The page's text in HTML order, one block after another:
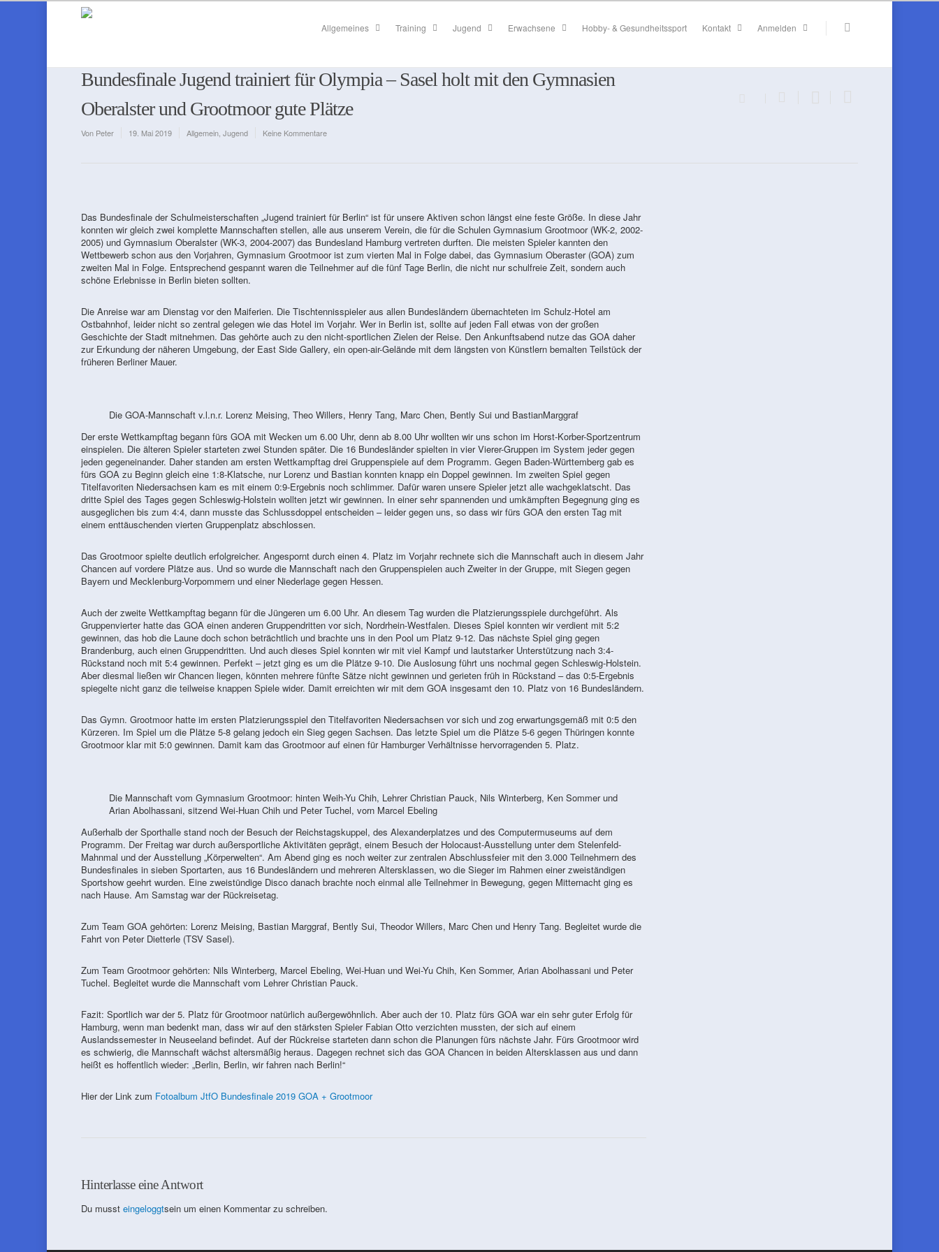
Allgemeines Training Jugend Erwachsene Hobby- & Gesundheitssport Kontakt Anmelden
Bundesfinale Jugend trainiert für Olympia – Sasel holt mit den Gymnasien
Oberalster und Grootmoor gute Plätze
Von Peter 19. Mai 2019 Allgemein, Jugend Keine Kommentare
Das Bundesfinale der Schulmeisterschaften „Jugend trainiert für Berlin“ ist für unsere Aktiven schon längst eine feste Größe. In diese Jahr
konnten wir gleich zwei komplette Mannschaften stellen, alle aus unserem Verein, die für die Schulen Gymnasium Grootmoor (WK-2, 2002-
2005) und Gymnasium Oberalster (WK-3, 2004-2007) das Bundesland Hamburg vertreten durften. Die meisten Spieler kannten den
Wettbewerb schon aus den Vorjahren, Gymnasium Grootmoor ist zum vierten Mal in Folge dabei, das Gymnasium Oberaster (GOA) zum
zweiten Mal in Folge. Entsprechend gespannt waren die Teilnehmer auf die fünf Tage Berlin, die nicht nur schulfreie Zeit, sondern auch
schöne Erlebnisse in Berlin bieten sollten.
Die Anreise war am Dienstag vor den Maiferien. Die Tischtennisspieler aus allen Bundesländern übernachteten im Schulz-Hotel am
Ostbahnhof, leider nicht so zentral gelegen wie das Hotel im Vorjahr. Wer in Berlin ist, sollte auf jeden Fall etwas von der großen
Geschichte der Stadt mitnehmen. Das gehörte auch zu den nicht-sportlichen Zielen der Reise. Den Ankunftsabend nutze das GOA daher
zur Erkundung der näheren Umgebung, der East Side Gallery, ein open-air-Gelände mit dem längsten von Künstlern bemalten Teilstück der
früheren Berliner Mauer.
Die GOA-Mannschaft v.l.n.r. Lorenz Meising, Theo Willers, Henry Tang, Marc Chen, Bently Sui und BastianMarggraf
Der erste Wettkampftag begann fürs GOA mit Wecken um 6.00 Uhr, denn ab 8.00 Uhr wollten wir uns schon im Horst-Korber-Sportzentrum
einspielen. Die älteren Spieler starteten zwei Stunden später. Die 16 Bundesländer spielten in vier Vierer-Gruppen im System jeder gegen
jeden gegeneinander. Daher standen am ersten Wettkampftag drei Gruppenspiele auf dem Programm. Gegen Baden-Württemberg gab es
fürs GOA zu Beginn gleich eine 1:8-Klatsche, nur Lorenz und Bastian konnten knapp ein Doppel gewinnen. Im zweiten Spiel gegen
Titelfavoriten Niedersachsen kam es mit einem 0:9-Ergebnis noch schlimmer. Dafür waren unsere Spieler jetzt alle wachgeklatscht. Das
dritte Spiel des Tages gegen Schleswig-Holstein wollten jetzt wir gewinnen. In einer sehr spannenden und umkämpften Begegnung ging es
ausgeglichen bis zum 4:4, dann musste das Schlussdoppel entscheiden – leider gegen uns, so dass wir fürs GOA den ersten Tag mit
einem enttäuschenden vierten Gruppenplatz abschlossen.
Das Grootmoor spielte deutlich erfolgreicher. Angespornt durch einen 4. Platz im Vorjahr rechnete sich die Mannschaft auch in diesem Jahr
Chancen auf vordere Plätze aus. Und so wurde die Mannschaft nach den Gruppenspielen auch Zweiter in der Gruppe, mit Siegen gegen
Bayern und Mecklenburg-Vorpommern und einer Niederlage gegen Hessen.
Auch der zweite Wettkampftag begann für die Jüngeren um 6.00 Uhr. An diesem Tag wurden die Platzierungsspiele durchgeführt. Als
Gruppenvierter hatte das GOA einen anderen Gruppendritten vor sich, Nordrhein-Westfalen. Dieses Spiel konnten wir verdient mit 5:2
gewinnen, das hob die Laune doch schon beträchtlich und brachte uns in den Pool um Platz 9-12. Das nächste Spiel ging gegen
Brandenburg, auch einen Gruppendritten. Und auch dieses Spiel konnten wir mit viel Kampf und lautstarker Unterstützung nach 3:4-
Rückstand noch mit 5:4 gewinnen. Perfekt – jetzt ging es um die Plätze 9-10. Die Auslosung führt uns nochmal gegen Schleswig-Holstein.
Aber diesmal ließen wir Chancen liegen, könnten mehrere fünfte Sätze nicht gewinnen und gerieten früh in Rückstand – das 0:5-Ergebnis
spiegelte nicht ganz die teilweise knappen Spiele wider. Damit erreichten wir mit dem GOA insgesamt den 10. Platz von 16 Bundesländern.
Das Gymn. Grootmoor hatte im ersten Platzierungsspiel den Titelfavoriten Niedersachsen vor sich und zog erwartungsgemäß mit 0:5 den
Kürzeren. Im Spiel um die Plätze 5-8 gelang jedoch ein Sieg gegen Sachsen. Das letzte Spiel um die Plätze 5-6 gegen Thüringen konnte
Grootmoor klar mit 5:0 gewinnen. Damit kam das Grootmoor auf einen für Hamburger Verhältnisse hervorragenden 5. Platz.
Die Mannschaft vom Gymnasium Grootmoor: hinten Weih-Yu Chih, Lehrer Christian Pauck, Nils Winterberg, Ken Sommer und
Arian Abolhassani, sitzend Wei-Huan Chih und Peter Tuchel, vorn Marcel Ebeling
Außerhalb der Sporthalle stand noch der Besuch der Reichstagskuppel, des Alexanderplatzes und des Computermuseums auf dem
Programm. Der Freitag war durch außersportliche Aktivitäten geprägt, einem Besuch der Holocaust-Ausstellung unter dem Stelenfeld-
Mahnmal und der Ausstellung „Körperwelten“. Am Abend ging es noch weiter zur zentralen Abschlussfeier mit den 3.000 Teilnehmern des
Bundesfinales in sieben Sportarten, aus 16 Bundesländern und mehreren Altersklassen, wo die Sieger im Rahmen einer zweiständigen
Sportshow geehrt wurden. Eine zweistündige Disco danach brachte noch einmal alle Teilnehmer in Bewegung, gegen Mitternacht ging es
nach Hause. Am Samstag war der Rückreisetag.
Zum Team GOA gehörten: Lorenz Meising, Bastian Marggraf, Bently Sui, Theodor Willers, Marc Chen und Henry Tang. Begleitet wurde die
Fahrt von Peter Dietterle (TSV Sasel).
Zum Team Grootmoor gehörten: Nils Winterberg, Marcel Ebeling, Wei-Huan und Wei-Yu Chih, Ken Sommer, Arian Abolhassani und Peter
Tuchel. Begleitet wurde die Mannschaft vom Lehrer Christian Pauck.
Fazit: Sportlich war der 5. Platz für Grootmoor natürlich außergewöhnlich. Aber auch der 10. Platz fürs GOA war ein sehr guter Erfolg für
Hamburg, wenn man bedenkt man, dass wir auf den stärksten Spieler Fabian Otto verzichten mussten, der sich auf einem
Auslandssemester in Neuseeland befindet. Auf der Rückreise starteten dann schon die Planungen fürs nächste Jahr. Fürs Grootmoor wird
es schwierig, die Mannschaft wächst altersmäßig heraus. Dagegen rechnet sich das GOA Chancen in beiden Altersklassen aus und dann
heißt es hoffentlich wieder: „Berlin, Berlin, wir fahren nach Berlin!“
Hier der Link zum Fotoalbum JtfO Bundesfinale 2019 GOA + Grootmoor
Hinterlasse eine Antwort
Du musst eingeloggtsein um einen Kommentar zu schreiben.